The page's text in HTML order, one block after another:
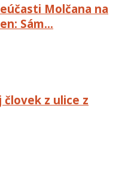
Molčana na
Sám…
človek z ulice z